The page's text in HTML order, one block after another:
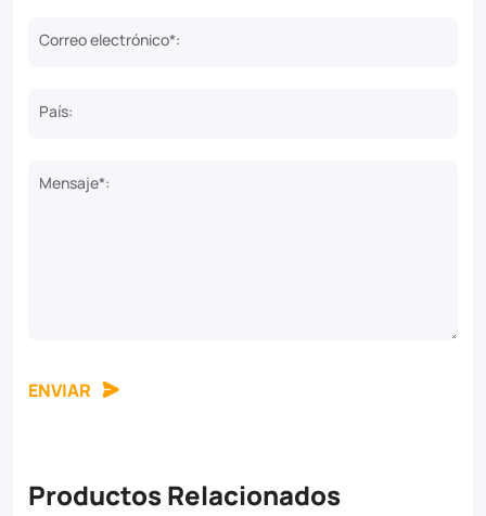
Correo electrónico*:
País:
Mensaje*:
ENVIAR
Productos Relacionados